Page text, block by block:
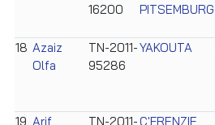
16200
PITSEMBURG
18 Azaiz
Olfa
TN-2011-
95286
YAKOUTA
19 Arif TN-2011-C'FRENZIE